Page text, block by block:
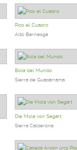
Pico el Cuadro
Alto Bernesga
Bola del Mundo
Sierra de Guadarrama
Die Mola von Segart
Sierra Calderona